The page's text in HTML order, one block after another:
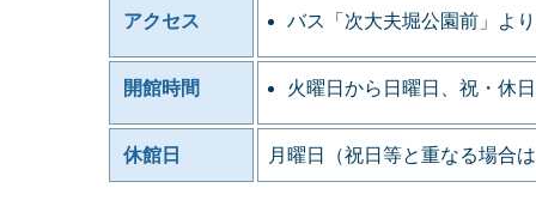
アクセス バス「次大夫堀公園前」よ
開館時間 火曜日から日曜日、祝・休
休館日 月曜日（祝日等と重なる場合